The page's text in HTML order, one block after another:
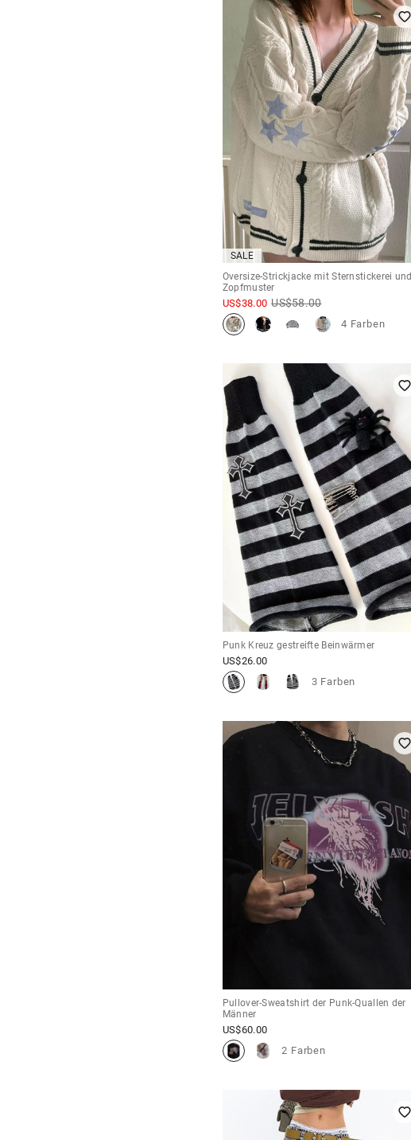
SALE
Oversize-Strickjacke mit Sternstickerei und
Zopfmuster
US$38.00 US$58.00
4 Farben
Punk Kreuz gestreifte Beinwärmer
US$26.00
3 Farben
Pullover-Sweatshirt der Punk-Quallen der
Männer
US$60.00
2 Farben